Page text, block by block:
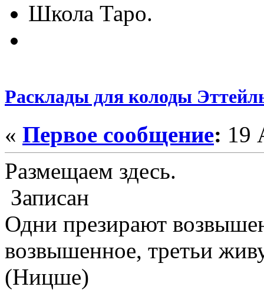
Школа Таро.
Расклады для колоды
« Первое сообщение: 19
Размещаем здесь.
Записан
Одни презирают
возвышенное, третьи
(Ницше)